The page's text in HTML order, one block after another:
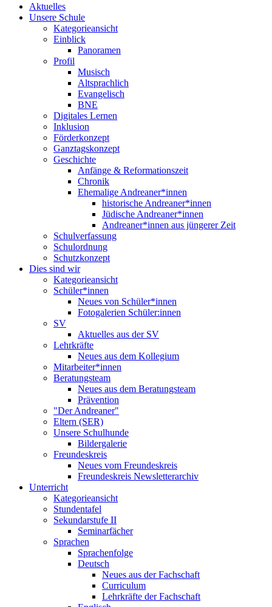
Aktuelles
Unsere Schule
Kategorieansicht
Einblick
Panoramen
Profil
Musisch
Altsprachlich
Evangelisch
BNE
Digitales Lernen
Inklusion
Förderkonzept
Ganztagskonzept
Geschichte
Anfänge & Reformationszeit
Chronik
Ehemalige Andreaner*innen
historische Andreaner*innen
Jüdische Andreaner*innen
Andreaner*innen aus jüngerer Zeit
Schulverfassung
Schulordnung
Schutzkonzept
Dies sind wir
Kategorieansicht
Schüler*innen
Neues von Schüler*innen
Fotogalerien Schüler:innen
SV
Aktuelles aus der SV
Lehrkräfte
Neues aus dem Kollegium
Mitarbeiter*innen
Beratungsteam
Neues aus dem Beratungsteam
Prävention
"Der Andreaner"
Eltern (SER)
Unsere Schulhunde
Bildergalerie
Freundeskreis
Neues vom Freundeskreis
Freundeskreis Newsletterarchiv
Unterricht
Kategorieansicht
Stundentafel
Sekundarstufe II
Seminarfächer
Sprachen
Sprachenfolge
Deutsch
Neues aus der Fachschaft
Curriculum
Lehrkräfte der Fachschaft